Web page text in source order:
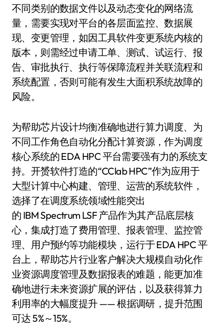
不同类别的数据文件以及动态变化的网络流
量，需要实现对平台的各层面监控、数据展
现、变更管理，如因工具软件变更系统内核的
版本，则需经过申请工单、测试、试运行、报
告、审批执行、执行等保障流程并关联流程和
系统配置，否则可能有发生大面积系统故障的
风险。
为帮助芯片设计均衡准确地进行算力调度、为
不同工作角色自动化分配计算资源，作为调度
核心系统的 EDA HPC 平台需要强有力的系统支
持。开赟软件打造的“CClab HPC”作为应用于
大型计算中心构建、管理、运营的系统软件，
选择了在调度系统领域性能突出
的 IBM Spectrum LSF 产品作为其产品底层核
心，集成打造了费用管理、报表管理、监控管
理、用户预约等功能模块，运行于 EDA HPC 平
台上，帮助芯片行业客户解决大规模自动化作
业资源调度管理及数据报表的难题，能更加准
确地进行未来资源扩展的评估，以及获得算力
利用率的大幅度提升 —— 根据调研，提升范围
可达 5%～15%。